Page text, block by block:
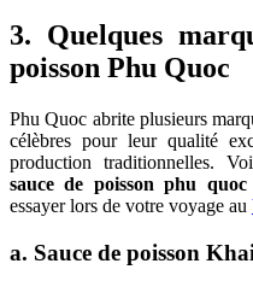
3. Quelques
poisson Phu Quoc
Phu Quoc abrite plusieurs
célèbres pour leur qualité
production traditionnelles.
sauce de poisson phu quoc
essayer lors de votre voyage au
a. Sauce de poisson